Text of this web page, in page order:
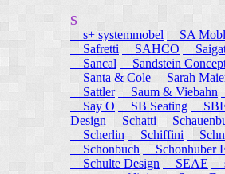
S
s+ systemmobel
SA
Safretti
SAHCO
Sancal
Sandstein
Santa & Cole
Sarah
Sattler
Saum & Viebahn
Say O
SB Seating
Design
Schatti
Scherlin
Schiffini
Schonbuch
Schonhuber
Schulte Design
SEAE